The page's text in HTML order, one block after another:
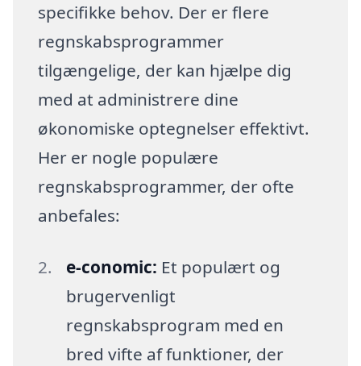
specifikke behov. Der er flere
regnskabsprogrammer
tilgængelige, der kan hjælpe dig
med at administrere dine
økonomiske optegnelser effektivt.
Her er nogle populære
regnskabsprogrammer, der ofte
anbefales:
e-conomic: Et populært og
brugervenligt
regnskabsprogram med en
bred vifte af funktioner, der